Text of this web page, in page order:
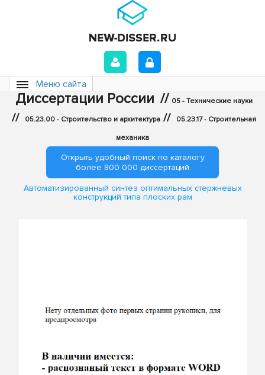
Меню сайта
Диссертации России // 05 - Технические науки
// 05.23.00 - Строительство и архитектура // 05.23.17 - Строительная
механика
Открыть удобный поиск по каталогу
более 800 000 диссертаций
Автоматизированный синтез оптимальных стержневых
конструкций типа плоских рам